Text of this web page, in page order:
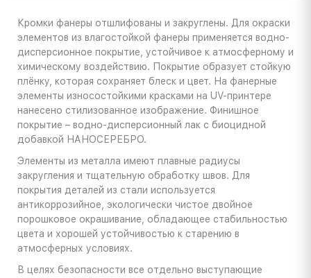
Кромки фанеры отшлифованы и закруглены. Для окраски
элементов из влагостойкой фанеры применяется водно-
дисперсионное покрытие, устойчивое к атмосферному и
химическому воздействию. Покрытие образует стойкую
плёнку, которая сохраняет блеск и цвет. На фанерные
элементы износостойкими красками на UV-принтере
нанесено стилизованное изображение. Финишное
покрытие – водно-дисперсионный лак с биоцидной
добавкой НАНОСЕРЕБРО.
Элементы из металла имеют плавные радиусы
закругления и тщательную обработку швов. Для
покрытия деталей из стали используется
антикоррозийное, экологически чистое двойное
порошковое окрашивание, обладающее стабильностью
цвета и хорошей устойчивостью к старению в
атмосферных условиях.
В целях безопасности все отдельно выступающие